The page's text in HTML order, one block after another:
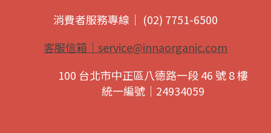
消費者服務專線｜ (02) 7751-6500
客服信箱｜ service@innaorganic.com
100 台北市中正區八德路一段 46 號 8 樓
統一編號｜24934059